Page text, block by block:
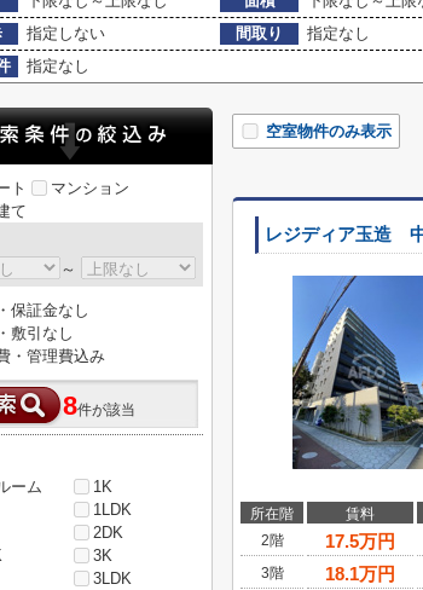
指定しない 間取り
指定なし
指定なし
空室物件のみ表示
レジディア玉造
所在階 賃料
2階
17.5万円
3階
18.1万円
ト
マンション
て
～
保証金なし
敷引なし
・管理費込み
8件が該当
ーム
1K
1LDK
2DK
3K
3LDK